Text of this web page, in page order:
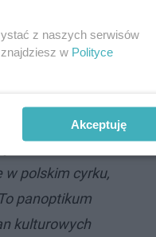
w polskim cyrku,
panoptikum
kulturowych
z naszych serwisów
w Polityce
Akceptuję